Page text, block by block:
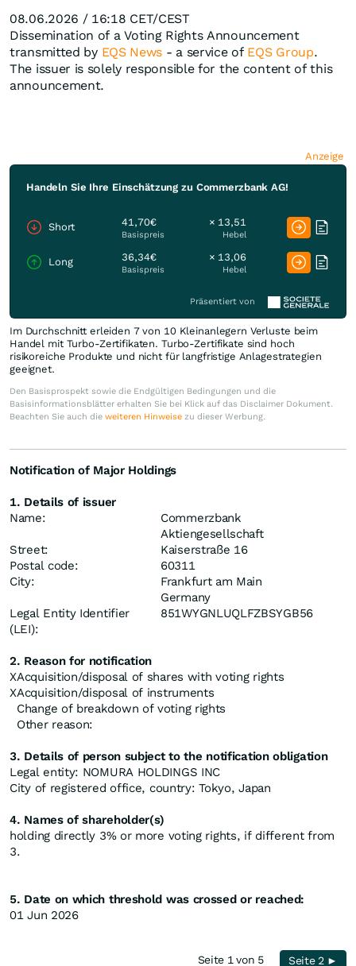
08.06.2026 / 16:18 CET/CEST
Dissemination of a Voting Rights Announcement
transmitted by EQS News - a service of EQS Group.
The issuer is solely responsible for the content of this
announcement.
Anzeige
Handeln Sie Ihre Einschätzung zu Commerzbank AG!
Short 41,70€
Basispreis
× 13,51
Hebel
Long 36,34€
Basispreis
× 13,06
Hebel
Präsentiert von
Im Durchschnitt erleiden 7 von 10 Kleinanlegern Verluste beim
Handel mit Turbo-Zertifikaten. Turbo-Zertifikate sind hoch
risikoreiche Produkte und nicht für langfristige Anlagestrategien
geeignet.
Den Basisprospekt sowie die Endgültigen Bedingungen und die
Basisinformationsblätter erhalten Sie bei Klick auf das Disclaimer Dokument.
Beachten Sie auch die weiteren Hinweise zu dieser Werbung.
Notification of Major Holdings
1. Details of issuer
Name:
Commerzbank
Aktiengesellschaft
Street:
Kaiserstraße 16
Postal code:
60311
City:
Frankfurt am Main
Germany
Legal Entity Identifier
(LEI):
851WYGNLUQLFZBSYGB56
2. Reason for notification
XAcquisition/disposal of shares with voting rights
XAcquisition/disposal of instruments
Change of breakdown of voting rights
Other reason:
3. Details of person subject to the notification obligation
Legal entity: NOMURA HOLDINGS INC
City of registered office, country: Tokyo, Japan
4. Names of shareholder(s)
holding directly 3% or more voting rights, if different from
3.
5. Date on which threshold was crossed or reached:
01 Jun 2026
Seite 1 von 5 Seite 2 ►